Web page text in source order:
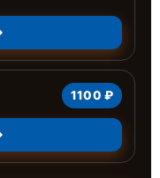
1100 ₽